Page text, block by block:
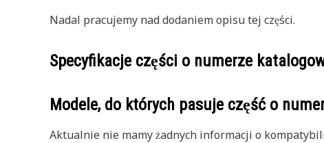
Nadal pracujemy nad dodaniem opisu tej części.
Specyfikacje części o numerze
Modele, do których pasuje część o
Aktualnie nie mamy żadnych informacji o